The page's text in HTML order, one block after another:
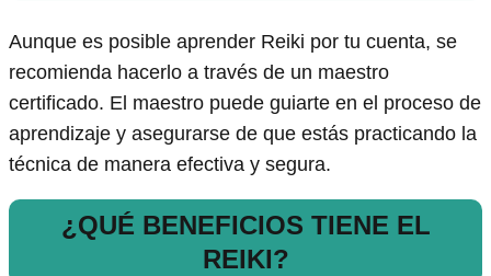
Aunque es posible aprender Reiki por tu cuenta, se
recomienda hacerlo a través de un maestro
certificado. El maestro puede guiarte en el proceso de
aprendizaje y asegurarse de que estás practicando la
técnica de manera efectiva y segura.
¿QUÉ BENEFICIOS TIENE EL
REIKI?